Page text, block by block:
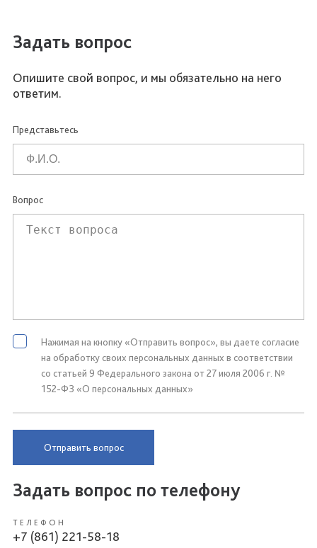
Задать вопрос
Опишите свой вопрос, и мы обязательно на него
ответим.
Представьтесь
Вопрос
Нажимая на кнопку «Отправить вопрос», вы даете согласие
на обработку своих персональных данных в соответствии
со статьей 9 Федерального закона от 27 июля 2006 г. №
152-ФЗ «О персональных данных»
Отправить вопрос
Задать вопрос по телефону
ТЕЛЕФОН
+7 (861) 221-58-18